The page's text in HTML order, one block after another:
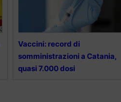
Vaccini: record di
somministrazioni a Catania,
quasi 7.000 dosi